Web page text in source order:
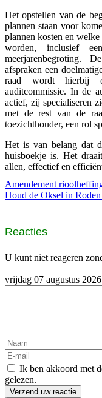
Het opstellen van de
plannen staan voor
plannen kosten en
worden, inclusief
meerjarenbegroting.
afspraken een
raad wordt hierbij
auditcommissie. In de
actief, zij specialiseren
met de rest van de
toezichthouder, een rol
Het is van belang dat
huisboekje is. Het
allen, effectief en
Amendement
Houd de Oksel in
Reacties
U kunt niet reageren
vrijdag 07 augustus 2026
Ik ben akkoord met
gelezen.
Verzend uw reactie